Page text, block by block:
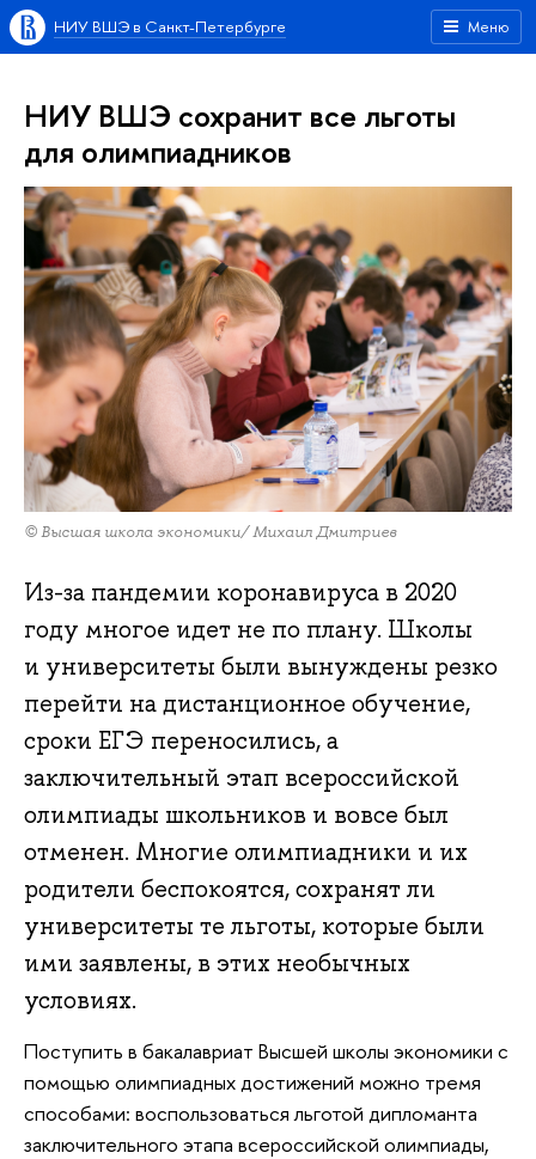
Меню
НИУ ВШЭ в Санкт-Петербурге
НИУ ВШЭ сохранит все льготы
для олимпиадников
© Высшая школа экономики/ Михаил Дмитриев
Из-за пандемии коронавируса в 2020
году многое идет не по плану. Школы
и университеты были вынуждены резко
перейти на дистанционное обучение,
сроки ЕГЭ переносились, а
заключительный этап всероссийской
олимпиады школьников и вовсе был
отменен. Многие олимпиадники и их
родители беспокоятся, сохранят ли
университеты те льготы, которые были
ими заявлены, в этих необычных
условиях.
Поступить в бакалавриат Высшей школы экономики с
помощью олимпиадных достижений можно тремя
способами: воспользоваться льготой дипломанта
заключительного этапа всероссийской олимпиады,